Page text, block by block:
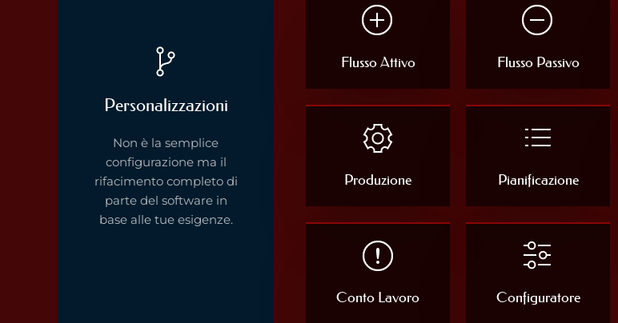
Personalizzazioni
Non è la semplice
configurazione ma il
rifacimento completo di
parte del software in
base alle tue esigenze.
Flusso Attivo Flusso Passivo
Produzione Pianificazione
Conto Lavoro Configuratore